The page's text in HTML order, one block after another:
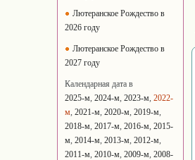
Лютеранское Рождество в
2026 году
Лютеранское Рождество в
2027 году
Календарная дата в
2025-м, 2024-м, 2023-м, 2022-
м, 2021-м, 2020-м, 2019-м,
2018-м, 2017-м, 2016-м, 2015-
м, 2014-м, 2013-м, 2012-м,
2011-м, 2010-м, 2009-м, 2008-